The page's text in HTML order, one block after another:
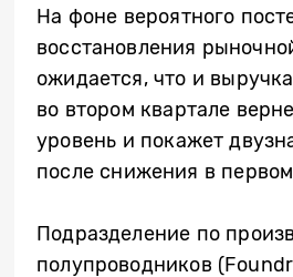
На фоне вероятного
восстановления
ожидается, что и
во втором квартале
уровень и покажет
после снижения в
Подразделение по
полупроводников